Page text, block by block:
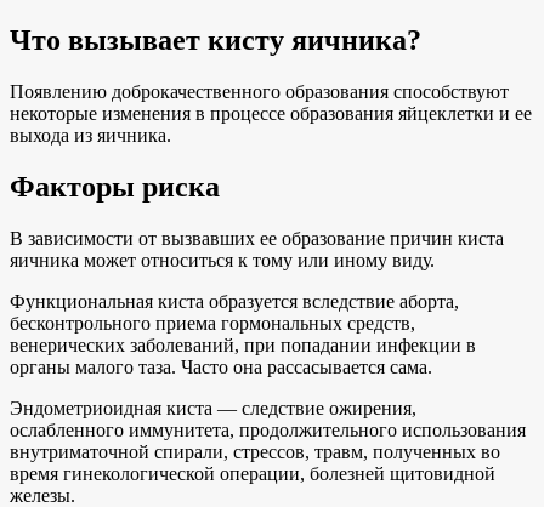
Что вызывает кисту яичника?
Появлению доброкачественного образования способствуют
некоторые изменения в процессе образования яйцеклетки и ее
выхода из яичника.
Факторы риска
В зависимости от вызвавших ее образование причин киста
яичника может относиться к тому или иному виду.
Функциональная киста образуется вследствие аборта,
бесконтрольного приема гормональных средств,
венерических заболеваний, при попадании инфекции в
органы малого таза. Часто она рассасывается сама.
Эндометриоидная киста — следствие ожирения,
ослабленного иммунитета, продолжительного использования
внутриматочной спирали, стрессов, травм, полученных во
время гинекологической операции, болезней щитовидной
железы.